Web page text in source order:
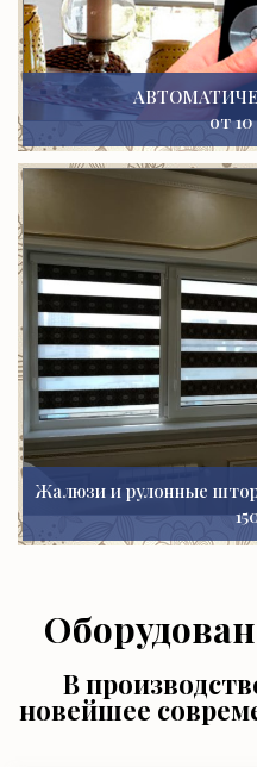
от 10
Жалюзи и рулонные
В
новейшее